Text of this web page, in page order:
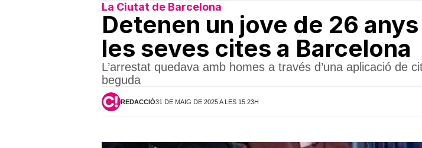
La Ciutat de Barcelona
Detenen un jove de 26
les seves cites a Barcelona
L’arrestat quedava amb homes a través d’una aplicació de
beguda
REDACCIÓ31 DE MAIG DE 2025 A LES 15:23H